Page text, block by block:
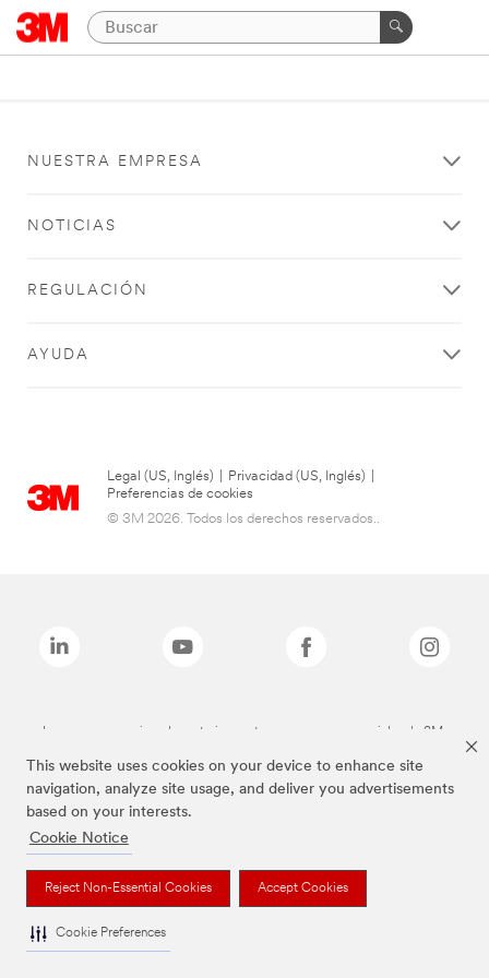
This website uses cookies on your device to enhance site
navigation, analyze site usage, and deliver you advertisements
based on your interests.
Cookie Notice
Reject Non-Essential Cookies Accept Cookies
Cookie Preferences
NUESTRA EMPRESA
NOTICIAS
REGULACIÓN
AYUDA
Legal (US, Inglés) Privacidad (US, Inglés)
Preferencias de cookies
© 3M 2026. Todos los derechos reservados..
Las marcas mencionadas anteriormente son marcas comerciales de 3M.